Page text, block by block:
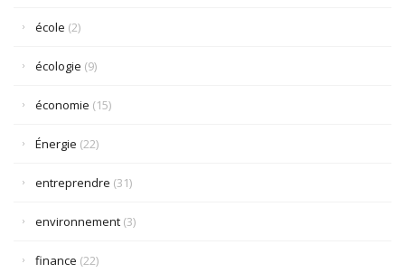
école (2)
écologie (9)
économie (15)
Énergie (22)
entreprendre (31)
environnement (3)
finance (22)